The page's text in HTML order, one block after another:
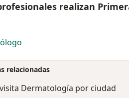
realizan
relacionadas
Dermatología por ciudad